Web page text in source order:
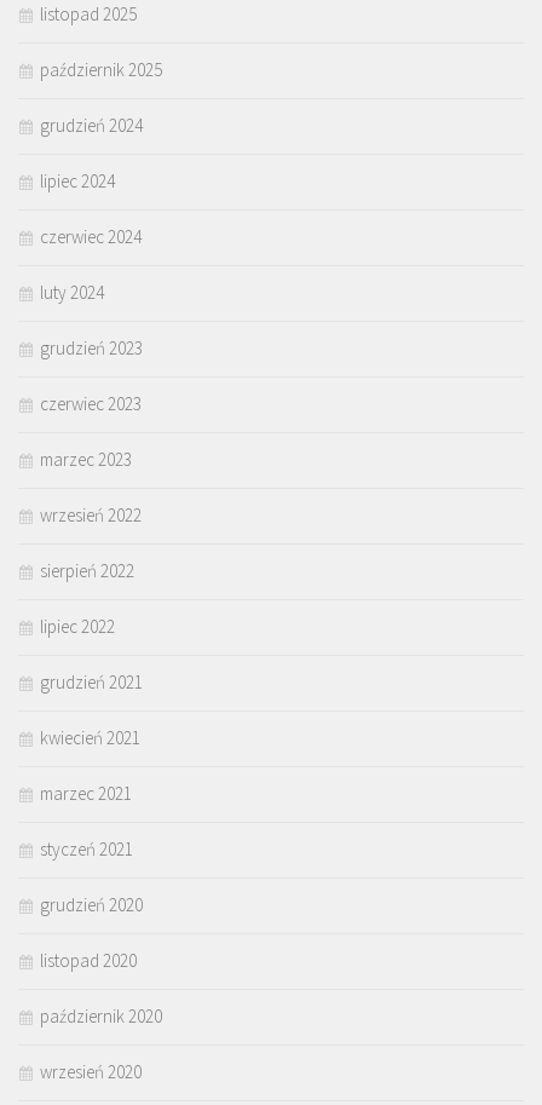
listopad 2025
październik 2025
grudzień 2024
lipiec 2024
czerwiec 2024
luty 2024
grudzień 2023
czerwiec 2023
marzec 2023
wrzesień 2022
sierpień 2022
lipiec 2022
grudzień 2021
kwiecień 2021
marzec 2021
styczeń 2021
grudzień 2020
listopad 2020
październik 2020
wrzesień 2020